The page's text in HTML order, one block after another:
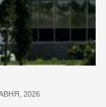
2026